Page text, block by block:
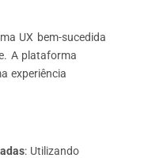
UX bem-sucedida
A plataforma
experiência
: Utilizando